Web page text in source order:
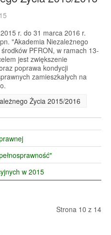
r. do 31 marca 2016 r.
"Akademia Niezależnego
PFRON, w ramach 13-
jest zwiększenie
poprawa kondycji
zamieszkałych na
Życia 2015/2016
w 2015
Strona 10 z 14